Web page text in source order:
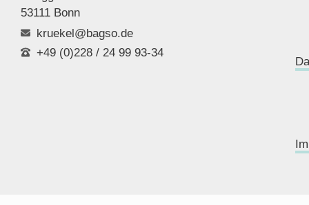
53111 Bonn
kruekel@bagso.de
+49 (0)228 / 24 99 93-34